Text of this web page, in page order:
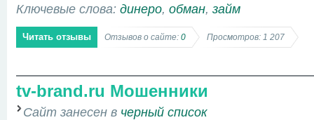
Ключевые слова: динеро, обман, займ
Читать отзывы Отзывов о сайте: 0 Просмотров: 1 207
tv-brand.ru Мошенники
Сайт занесен в черный список